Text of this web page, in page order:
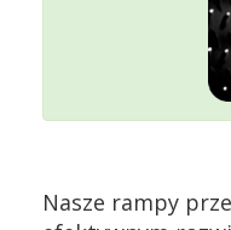
Nasze rampy